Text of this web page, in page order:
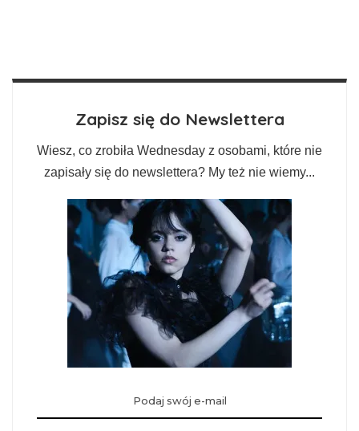
Zapisz się do Newslettera
Wiesz, co zrobiła Wednesday z osobami, które nie
zapisały się do newslettera? My też nie wiemy...